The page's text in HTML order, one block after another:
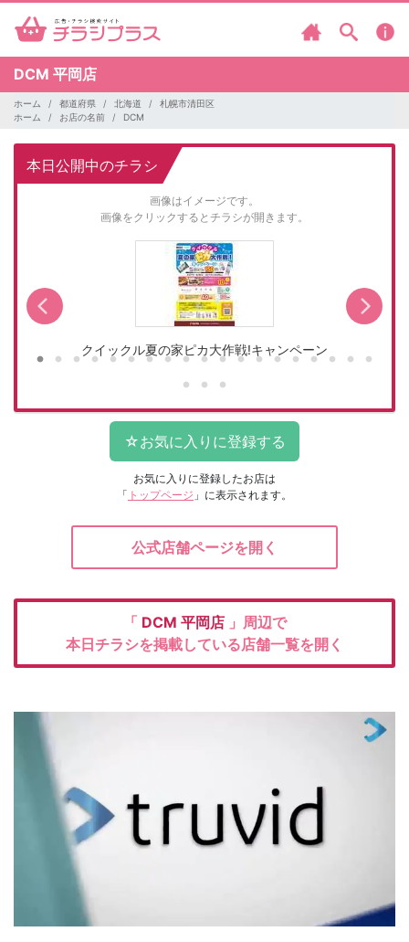
DCM 平岡店
ホーム 都道府県 北海道
札幌市清田区
ホーム
お店の名前 DCM
本日公開中のチラシ
画像はイメージです。
画像をクリックするとチラシが開きます。
クイックル夏の家ピカ大作戦!キャンペーン
お気に入りに登録したお店は
「 トップページ 」に表示されます。
公式店舗ページを開く
「 DCM 平岡店 」周辺で
本日チラシを掲載している店舗一覧を開く